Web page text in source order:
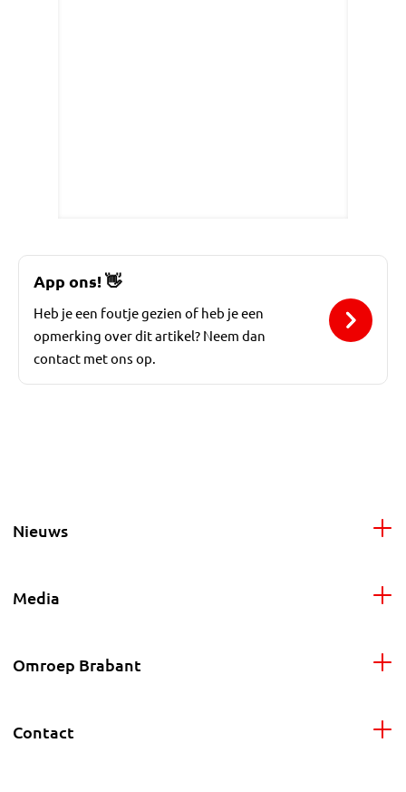
App ons!👋
Heb je een foutje gezien of heb je een
opmerking over dit artikel? Neem dan
contact met ons op.
Nieuws
Media
Omroep Brabant
Contact